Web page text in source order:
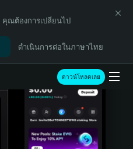
คุณต้องการเปลี่ยนไป
ดำเนินการต่อในภาษาไทย
ดาวน์โหลดเลย